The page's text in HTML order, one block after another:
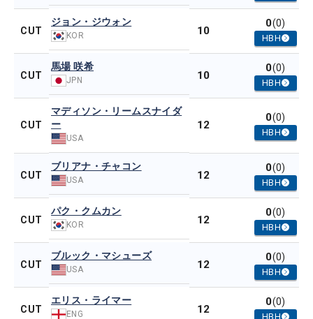
CUT
ジョン・ジウォン
KOR 10
0(0)
HBH
CUT
馬場 咲希
JPN 10
0(0)
HBH
CUT
マディソン・リームスナイダ
ー
USA
12
0(0)
HBH
CUT
ブリアナ・チャコン
USA 12
0(0)
HBH
CUT
パク・クムカン
KOR 12
0(0)
HBH
CUT
ブルック・マシューズ
USA 12
0(0)
HBH
CUT
エリス・ライマー
ENG 12
0(0)
HBH